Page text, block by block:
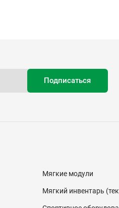
Мягкие модули
Мягкий инвентарь